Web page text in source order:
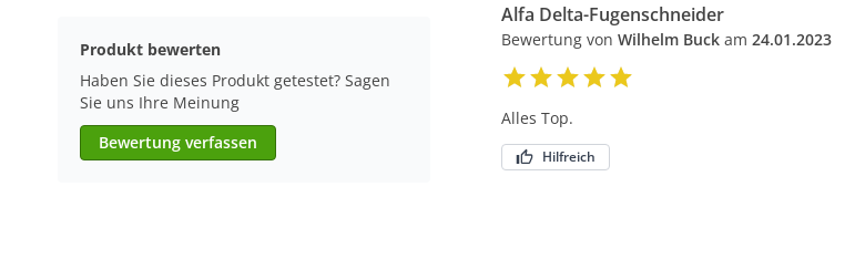
Produkt bewerten
Haben Sie dieses Produkt getestet? Sagen
Sie uns Ihre Meinung
Bewertung verfassen
Alfa Delta-Fugenschneider
Bewertung von Wilhelm Buck am 24.01.2023
Alles Top.
Hilfreich